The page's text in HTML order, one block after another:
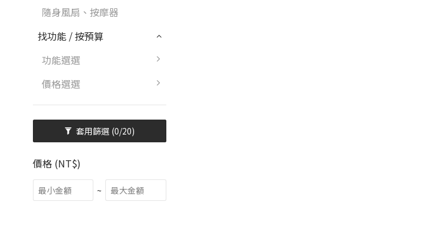
隨身風扇、按摩器
找功能 / 按預算
功能選選
價格選選
套用篩選 (0/20)
價格 (NT$)
~